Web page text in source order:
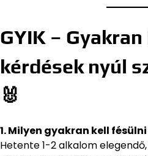
GYIK –
kérdések nyúl
🐰
1. Milyen gyakran kell
Hetente 1-2 alkalom